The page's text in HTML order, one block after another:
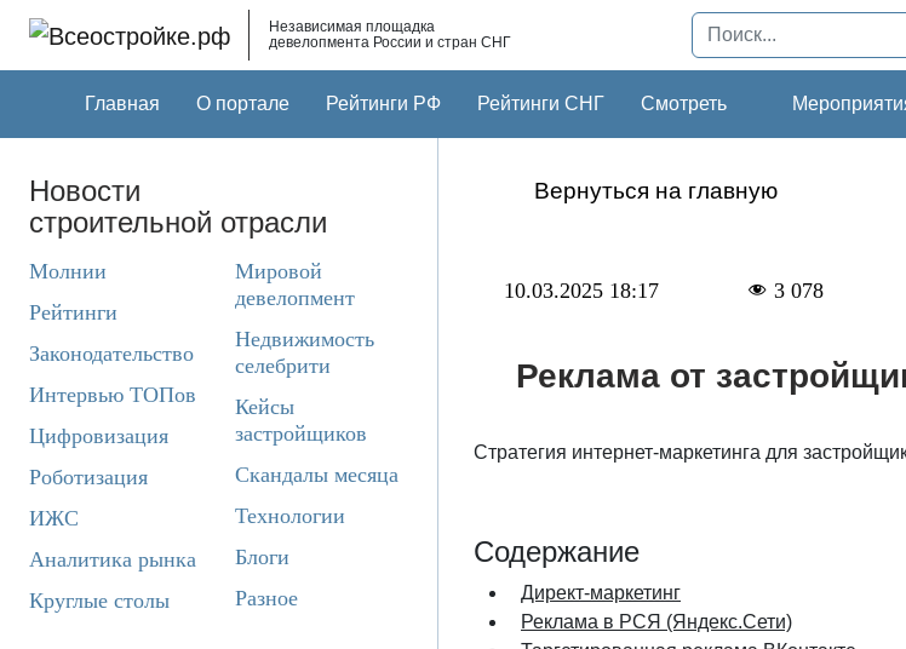
Независимая площадка
девелопмента России и стран СНГ
Главная О портале Рейтинги РФ Рейтинги СНГ Смотреть
Новости
строительной отрасли
Молнии
Рейтинги
Законодательство
Интервью ТОПов
Цифровизация
Роботизация
ИЖС
Аналитика рынка
Круглые столы
Мировой
девелопмент
Недвижимость
селебрити
Кейсы
застройщиков
Скандалы месяца
Технологии
Блоги
Разное
Вернуться на главную
10.03.2025 18:17 3 078
Реклама от
Стратегия интернет-маркетинга для
Содержание
Директ-маркетинг
Реклама в РСЯ (Яндекс.Сети)